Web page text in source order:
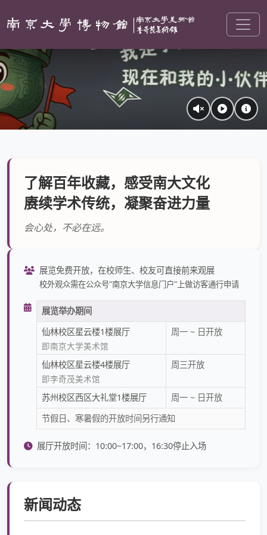
了解百年收藏，感受南大文化
赓续学术传统，凝聚奋进力量
会心处，不必在远。
展览免费开放，在校师生、校友可直接前来观展
校外观众需在公众号"南京大学信息门户"上做访客通行申请
展览举办期间
仙林校区星云楼1楼展厅
即南京大学美术馆
周一 ~ 日开放
仙林校区星云楼4楼展厅
即李奇茂美术馆
周三开放
苏州校区西区大礼堂1楼展厅
周一 ~ 日开放
节假日、寒暑假的开放时间另行通知
展厅开放时间：10:00~17:00，16:30停止入场
新闻动态